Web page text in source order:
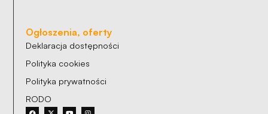
Ogłoszenia, oferty
Deklaracja dostępności
Polityka cookies
Polityka prywatności
RODO